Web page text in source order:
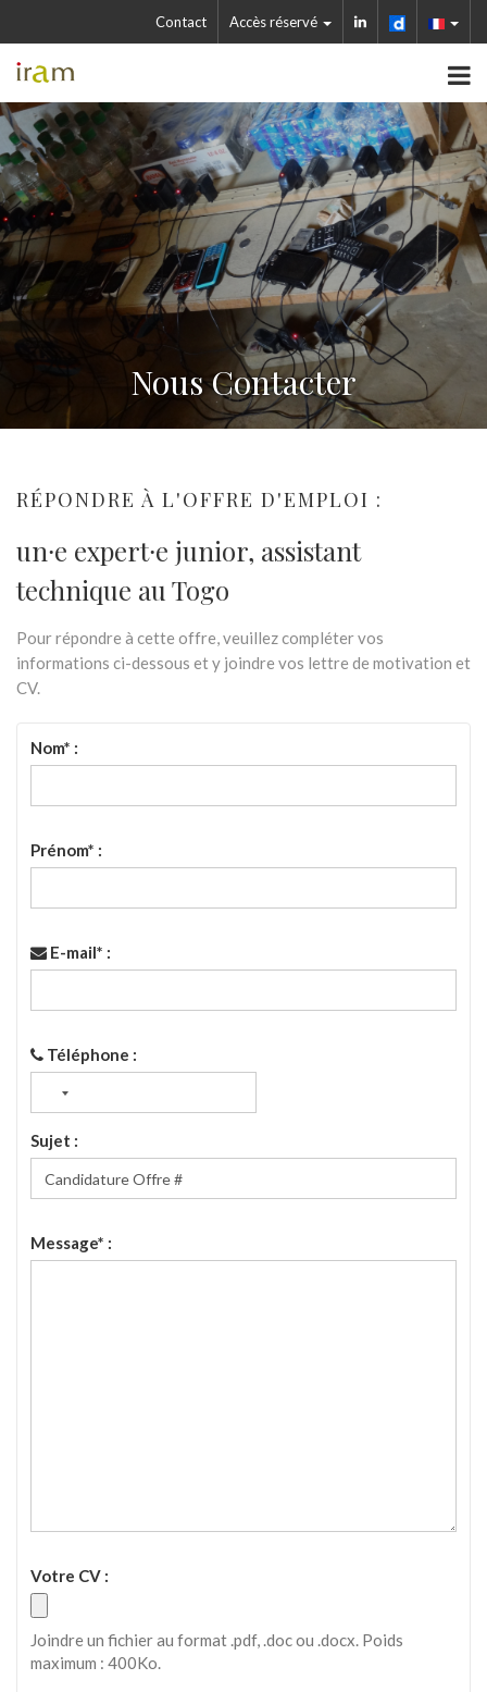
Contact Accès réservé
Nous Contacter
RÉPONDRE À L'OFFRE D'EMPLOI :
un⸱e expert⸱e junior, assistant
technique au Togo
Pour répondre à cette offre, veuillez compléter vos
informations ci-dessous et y joindre vos lettre de motivation et
CV.
Nom* :
Prénom* :
E-mail* :
Téléphone :
Sujet :
Message* :
Votre CV :
Joindre un fichier au format .pdf, .doc ou .docx. Poids
maximum : 400Ko.